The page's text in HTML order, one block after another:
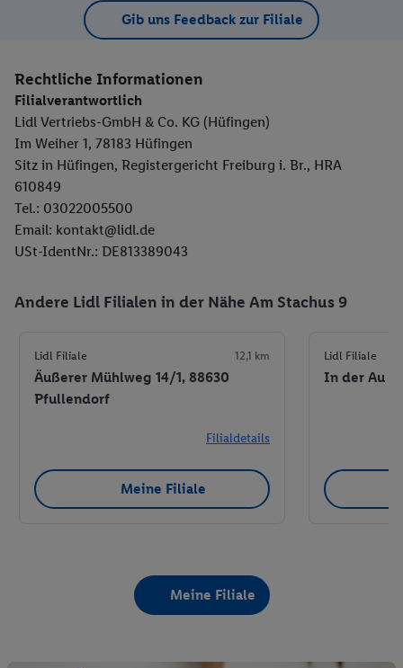
Gib uns Feedback zur Filiale
Rechtliche Informationen
Filialverantwortlich
Lidl Vertriebs-GmbH & Co. KG (Hüfingen)
Im Weiher 1, 78183 Hüfingen
Sitz in Hüfingen, Registergericht Freiburg i. Br., HRA
610849
Tel.: 03022005500
Email: kontakt@lidl.de
USt-IdentNr.: DE813389043
Andere Lidl Filialen in der Nähe Am Stachus 9
Lidl Filiale 12,1 km
Äußerer Mühlweg 14/1, 88630
Pfullendorf
Filialdetails
Meine Filiale
Lidl Filiale
In der Au
Meine Filiale